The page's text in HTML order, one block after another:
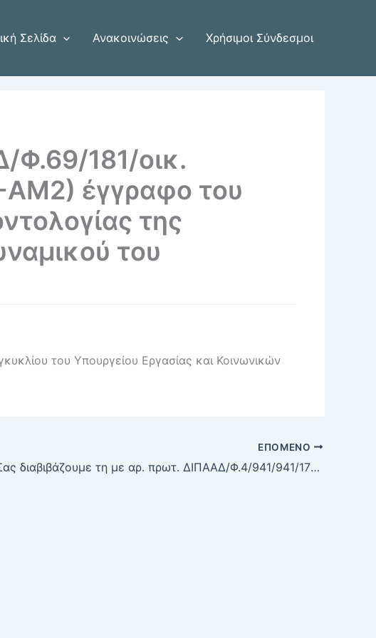
Σελίδα Ανακοινώσεις Χρήσιμοι Σύνδεσμοι
Φ.69/181/οικ.
έγγραφο του
της
του
του Υπουργείου Εργασίας και Κοινωνικών
ΕΠΌΜΕΝΟ
Σας διαβιβάζουμε τη με αρ. πρωτ. ΔΙΠΑΑΔ/Φ.4/941/941/17590/28-9-2021 (ΑΔΑ: ΨΕ3Β46ΜΤΛ6-ΓΟΥ) του Τμήματος Ανάπτυξης Ανθρώπινου Δυναμικού της Δ/νσης Προγραμματισμού & Ανάπτυξης Ανθρώπινου Δυναμικού του Υπουργείου Εσωτερικών με θέμα: